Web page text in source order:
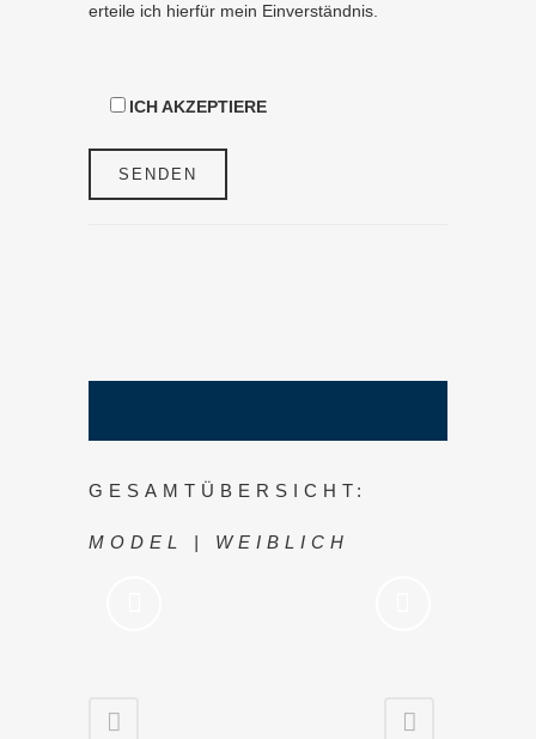
erteile ich hierfür mein Einverständnis.
ICH AKZEPTIERE
GESAMTÜBERSICHT:
MODEL | WEIBLICH